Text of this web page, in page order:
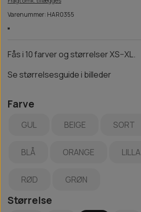
Varenummer: HAR0355
Fås i 10 farver og størrelser XS–XL.
Se størrelsesguide i billeder
Farve
GUL BEIGE SORT
BLÅ ORANGE LILLA
RØD GRØN
Størrelse